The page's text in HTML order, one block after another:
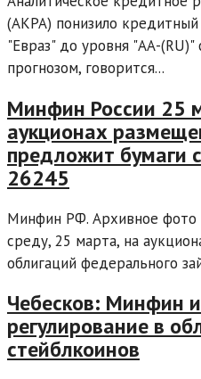
(АКРА) понизило
"Евраз" до уровня "AА-
прогнозом, говорится...
Минфин России 25
аукционах
предложит бумаги
26245
Минфин РФ. Архивное фото
среду, 25 марта, на
облигаций федерального
Чебесков: Минфин
регулирование в
стейблкоинов